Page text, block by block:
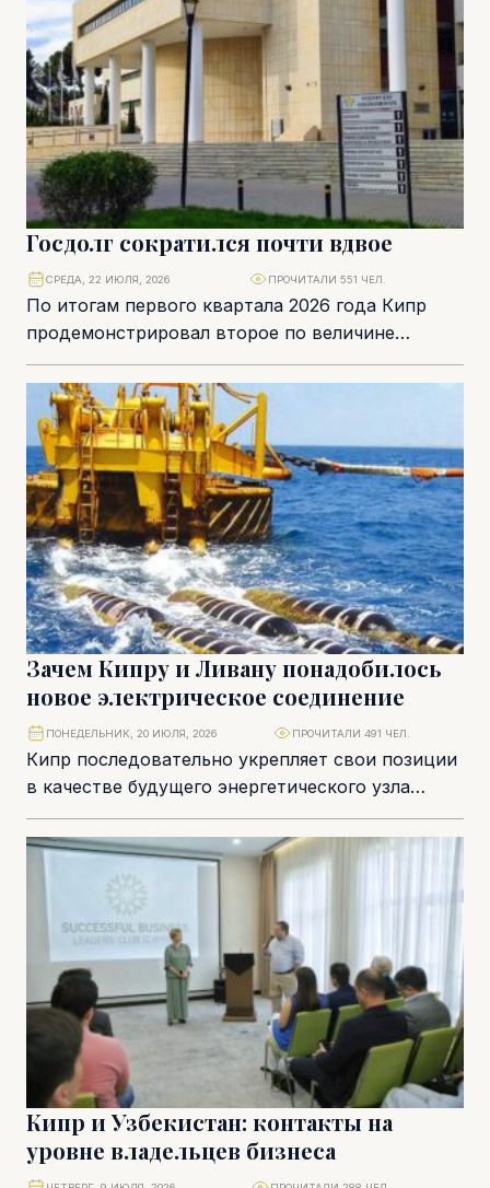
Госдолг сократился почти вдвое
По итогам первого квартала 2026 года Кипр
продемонстрировал второе по величине
годовое снижение долговой нагрузки среди
стран Европейского союза. Отношение...
СРЕДА, 22 ИЮЛЯ, 2026 ПРОЧИТАЛИ 551 ЧЕЛ.
Зачем Кипру и Ливану понадобилось
новое электрическое соединение
Кипр последовательно укрепляет свои позиции
в качестве будущего энергетического узла
Восточного Средиземноморья. Если еще
несколько лет назад региональная повестка
была...
ПОНЕДЕЛЬНИК, 20 ИЮЛЯ, 2026 ПРОЧИТАЛИ 491 ЧЕЛ.
Кипр и Узбекистан: контакты на
уровне владельцев бизнеса